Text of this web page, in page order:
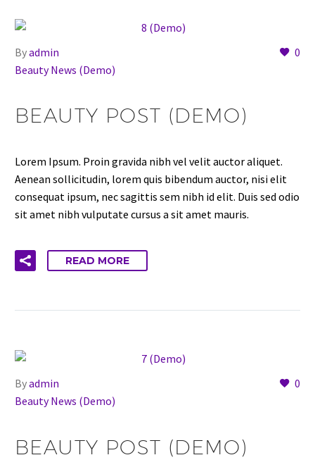
0
Byadmin
Beauty News (Demo)
BEAUTY POST (DEMO)
Lorem Ipsum. Proin gravida nibh vel velit auctor aliquet.
Aenean sollicitudin, lorem quis bibendum auctor, nisi elit
consequat ipsum, nec sagittis sem nibh id elit. Duis sed odio
sit amet nibh vulputate cursus a sit amet mauris.
READ MORE
0
Byadmin
Beauty News (Demo)
BEAUTY POST (DEMO)